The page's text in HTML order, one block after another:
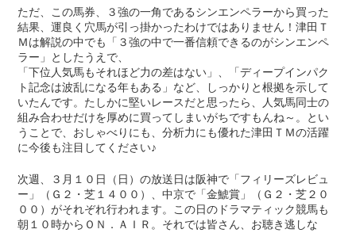
ただ、この馬券、３強の一角であるシンエンペラーから買った
結果、運良く穴馬が引っ掛かったわけではありません！津田Ｔ
Ｍは解説の中でも「３強の中で一番信頼できるのがシンエンペ
ラー」としたうえで、
「下位人気馬もそれほど力の差はない」、「ディープインパク
ト記念は波乱になる年もある」など、しっかりと根拠を示して
いたんです。たしかに堅いレースだと思ったら、人気馬同士の
組み合わせだけを厚めに買ってしまいがちですもんね～。とい
うことで、おしゃべりにも、分析力にも優れた津田ＴＭの活躍
に今後も注目してください♪
次週、３月１０日（日）の放送日は阪神で「フィリーズレビュ
ー」（Ｇ２・芝１４００）、中京で「金鯱賞」（Ｇ２・芝２０
００）がそれぞれ行われます。この日のドラマティック競馬も
朝１０時からＯＮ．ＡＩＲ。それでは皆さん、お聴き逃しな